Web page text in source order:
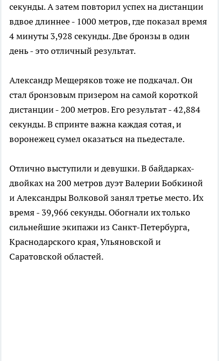
секунды. А затем повторил успех на дистанции
вдвое длиннее - 1000 метров, где показал время
4 минуты 3,928 секунды. Две бронзы в один
день - это отличный результат.
Александр Мещеряков тоже не подкачал. Он
стал бронзовым призером на самой короткой
дистанции - 200 метров. Его результат - 42,884
секунды. В спринте важна каждая сотая, и
воронежец сумел оказаться на пьедестале.
Отлично выступили и девушки. В байдарках-
двойках на 200 метров дуэт Валерии Бобкиной
и Александры Волковой занял третье место. Их
время - 39,966 секунды. Обогнали их только
сильнейшие экипажи из Санкт-Петербурга,
Краснодарского края, Ульяновской и
Саратовской областей.